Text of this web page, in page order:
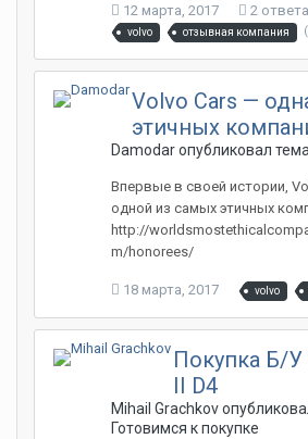
12 марта, 2017 2 ответа
volvo отзывная компания
Volvo Cars —
этичных
Damodar опубликовал
Впервые в своей истории,
одной из самых этичных
http://
m/honorees/
18 марта, 2017 volvo
Покупка Б/У
II D4
Mihail Grachkov
Готовимся к покупке